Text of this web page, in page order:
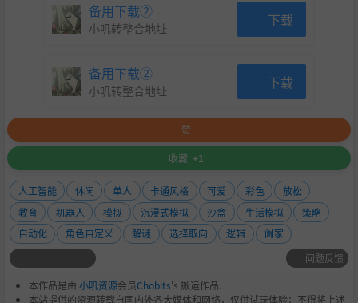
备用下载②
小叽转整合地址 下载
备用下载②
小叽转整合地址 下载
赞
收藏 +1
人工智能 休闲 单人 卡通风格 可爱 彩色
放松
教育
机器人 模拟 沉浸式模拟 沙盒 生活模拟
策略
自动化
角色自定义 解谜 选择取向 逻辑
阖家
问题反馈
本作品是由 小叽资源会员Chobits's 搬运作品.
本站提供的资源转载自国内外各大媒体和网络，仅供试玩体验；不得将上述